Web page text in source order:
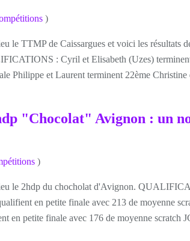
)
le TTMP de Caissargues et voici les résultats
: Cyril et Elisabeth (Uzes)
Philippe et Laurent terminent 22ème Christine
"Chocolat" Avignon : un
)
le 2hdp du chocholat d'Avignon.
en petite finale avec 213 de moyenne
en petite finale avec 176 de moyenne scratch